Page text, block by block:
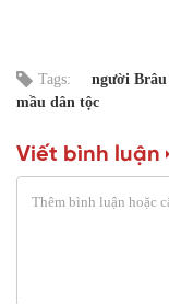
Tags: người Brâu
mầu dân tộc
Viết bình luận